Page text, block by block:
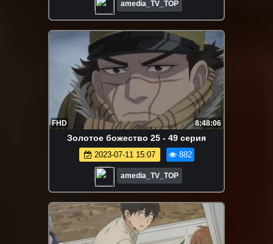
amedia_TV_TOP
FHD 8:48:06
Золотое божество 25 - 49 серия
2023-07-11 15:07 882
amedia_TV_TOP